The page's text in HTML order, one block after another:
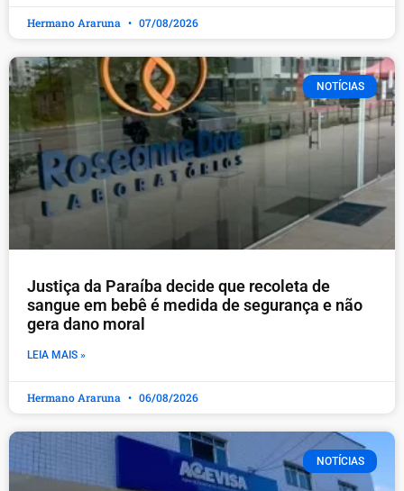
Hermano Araruna 07/08/2026
NOTÍCIAS
Justiça da Paraíba decide que recoleta de
sangue em bebê é medida de segurança e não
gera dano moral
LEIA MAIS »
Hermano Araruna 06/08/2026
NOTÍCIAS